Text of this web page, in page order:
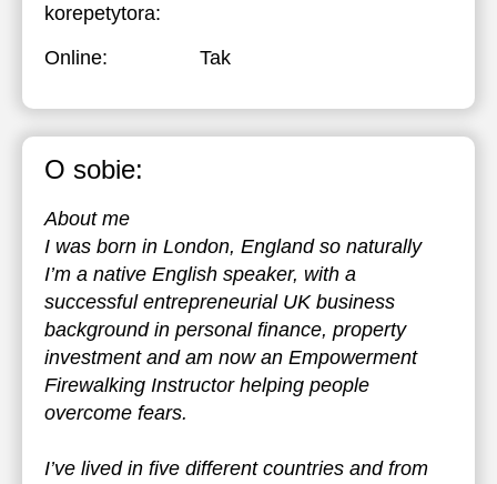
korepetytora:
Online: Tak
O sobie:
About me
I was born in London, England so naturally
I’m a native English speaker, with a
successful entrepreneurial UK business
background in personal finance, property
investment and am now an Empowerment
Firewalking Instructor helping people
overcome fears.
I’ve lived in five different countries and from